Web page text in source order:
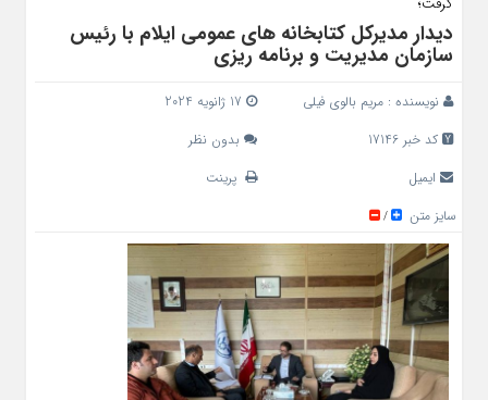
دیدار مدیرکل کتابخانه های عمومی ایلام با رئیس
سازمان مدیریت و برنامه ریزی
نویسنده : مریم بالوی فیلی
کد خبر 17146
بدون نظر
ایمیل
پرینت
سایز متن
/